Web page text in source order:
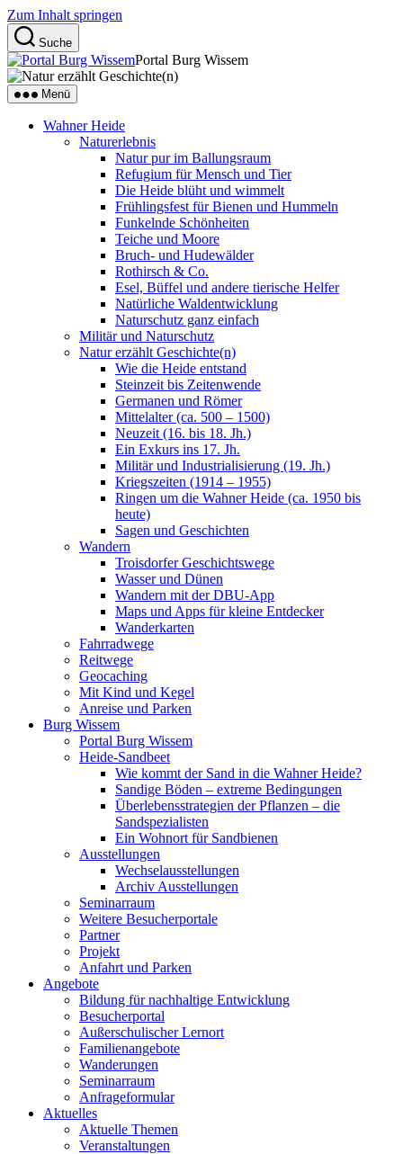
Zum Inhalt springen
Suche
Portal Burg Wissem
Menü
Wahner Heide
Naturerlebnis
Natur pur im Ballungsraum
Refugium für Mensch und Tier
Die Heide blüht und wimmelt
Frühlingsfest für Bienen und Hummeln
Funkelnde Schönheiten
Teiche und Moore
Bruch- und Hudewälder
Rothirsch & Co.
Esel, Büffel und andere tierische Helfer
Natürliche Waldentwicklung
Naturschutz ganz einfach
Militär und Naturschutz
Natur erzählt Geschichte(n)
Wie die Heide entstand
Steinzeit bis Zeitenwende
Germanen und Römer
Mittelalter (ca. 500 – 1500)
Neuzeit (16. bis 18. Jh.)
Ein Exkurs ins 17. Jh.
Militär und Industrialisierung (19. Jh.)
Kriegszeiten (1914 – 1955)
Ringen um die Wahner Heide (ca. 1950 bis
heute)
Sagen und Geschichten
Wandern
Troisdorfer Geschichtswege
Wasser und Dünen
Wandern mit der DBU-App
Maps und Apps für kleine Entdecker
Wanderkarten
Fahrradwege
Reitwege
Geocaching
Mit Kind und Kegel
Anreise und Parken
Burg Wissem
Portal Burg Wissem
Heide-Sandbeet
Wie kommt der Sand in die Wahner Heide?
Sandige Böden – extreme Bedingungen
Überlebensstrategien der Pflanzen – die
Sandspezialisten
Ein Wohnort für Sandbienen
Ausstellungen
Wechselausstellungen
Archiv Ausstellungen
Seminarraum
Weitere Besucherportale
Partner
Projekt
Anfahrt und Parken
Angebote
Bildung für nachhaltige Entwicklung
Besucherportal
Außerschulischer Lernort
Familienangebote
Wanderungen
Seminarraum
Anfrageformular
Aktuelles
Aktuelle Themen
Veranstaltungen